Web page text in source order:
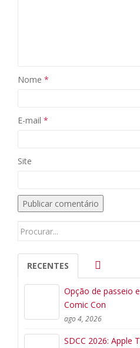
Nome *
E-mail *
Site
Search
RECENTES
Opção de passeio
Comic Con
ago 4, 2026
SDCC 2026: Apple